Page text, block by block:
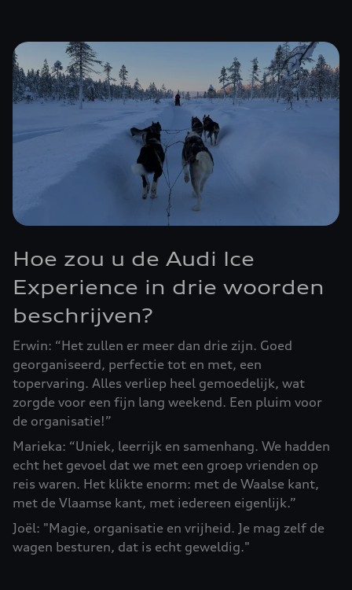
Hoe zou u de Audi Ice
Experience in drie woorden
beschrijven?
Erwin: “Het zullen er meer dan drie zijn. Goed
georganiseerd, perfectie tot en met, een
topervaring. Alles verliep heel gemoedelijk, wat
zorgde voor een fijn lang weekend. Een pluim voor
de organisatie!”
Marieka: “Uniek, leerrijk en samenhang. We hadden
echt het gevoel dat we met een groep vrienden op
reis waren. Het klikte enorm: met de Waalse kant,
met de Vlaamse kant, met iedereen eigenlijk.”
Joël: "Magie, organisatie en vrijheid. Je mag zelf de
wagen besturen, dat is echt geweldig."